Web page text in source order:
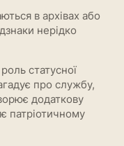
в архівах або
нерідко
статусної
про службу,
додаткову
патріотичному